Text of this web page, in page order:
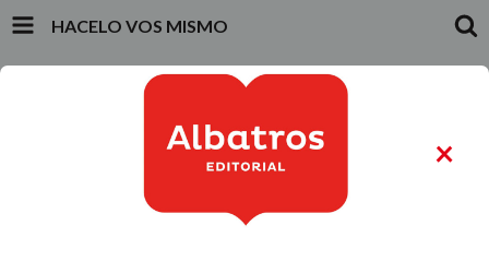
HACELO VOS MISMO
PRODUCTOS
ALIMENTACIÓN Y GASTRONOMÍA
×